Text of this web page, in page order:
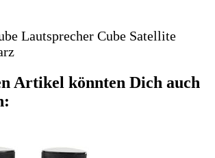
Lautsprecher Cube Satellite
Artikel könnten Dich auch